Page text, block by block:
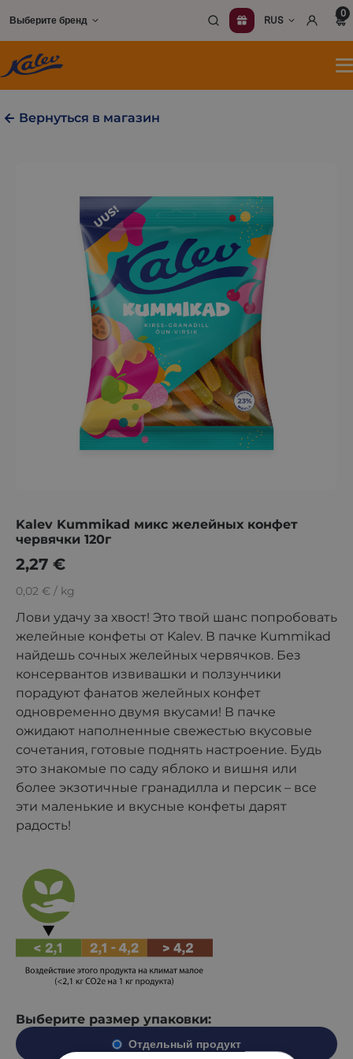
содержимому
Выберите бренд RUS
0
Вернуться в магазин
0,02 € / kg
Лови удачу за хвост! Это твой шанс попробовать
желейные конфеты от Kalev. В пачке Kummikad
найдешь сочных желейных червячков. Без
консервантов извивашки и ползунчики
порадуют фанатов желейных конфет
одновременно двумя вкусами! В пачке
ожидают наполненные свежестью вкусовые
сочетания, готовые поднять настроение. Будь
это знакомые по саду яблоко и вишня или
более экзотичные гранадилла и персик – все
эти маленькие и вкусные конфеты дарят
радость!
Выберите размер упаковки:
Отдельный продукт
Kalev Kummikad микс желейных конфет
червячки 120г
2,27 €